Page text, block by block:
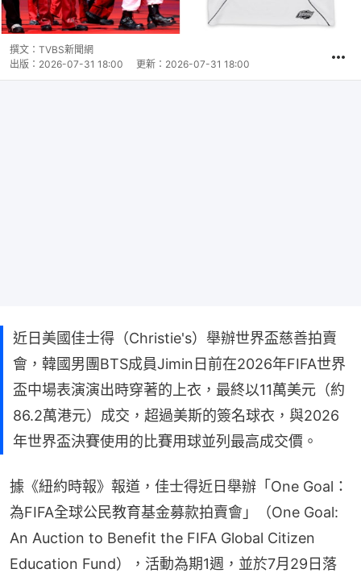
撰文： TVBS新聞網
出版： 2026-07-31 18:00 更新： 2026-07-31 18:00
近日美國佳士得（Christie's）舉辦世界盃慈善拍賣
會，韓國男團BTS成員Jimin日前在2026年FIFA世界
盃中場表演演出時穿著的上衣，最終以11萬美元（約
86.2萬港元）成交，超過美斯的簽名球衣，與2026
年世界盃決賽使用的比賽用球並列最高成交價。
據《紐約時報》報道，佳士得近日舉辦「One Goal：
為FIFA全球公民教育基金募款拍賣會」（One Goal:
An Auction to Benefit the FIFA Global Citizen
Education Fund），活動為期1週，並於7月29日落